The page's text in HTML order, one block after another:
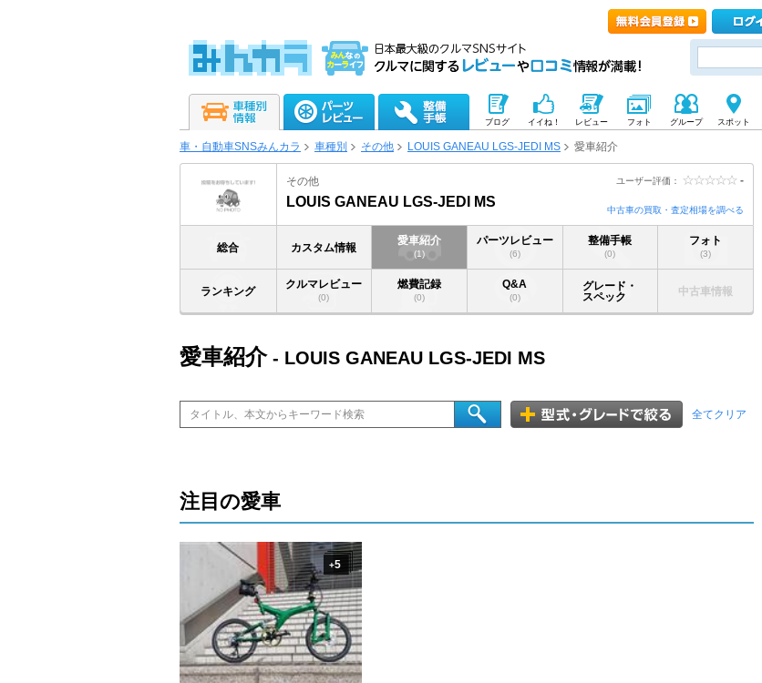
ブログ イイね！ レビュー フォト グループ スポット
車・自動車SNSみんカラ 車種別 その他 LOUIS GANEAU LGS-JEDI MS 愛車紹介
ユーザー評価： -
その他
LOUIS GANEAU LGS-JEDI MS
中古車の買取・査定相場を調べる
総合 カスタム情報
愛車紹介
(1)
パーツレビュー
(6)
整備手帳
(0)
フォト
(3)
ランキング
クルマレビュー
(0)
燃費記録
(0)
Q&A
(0)
グレード・
スペック
中古車情報
愛車紹介- LOUIS GANEAU LGS-JEDI MS
全てクリア
注目の愛車
+5